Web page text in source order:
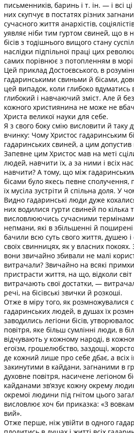
письменників, баринь і т. ін. — і всі
них скупчує в постатях різних
сучасного життя анархістів,
уявляє ніби тим гуртом свиней, що в
бісів з тодішнього вищого стану
наслідки підпільної праці цих
самих порівнює з потопленням в
Цей приклад Достоєвського, в
гадаринськими свиньми й бісами,
цей випадок, коли глибоко вдуматись
глибокий і навчаючий зміст. Але й
кожного християнина не може не
Христа великої науки для себе.
Я з свого боку смію висловити й таку
вчинку: Чому Христос гадаринським
гадаринських свиней, а цим допустив
Запевне цим Христос мав на меті
людей, навчити їх, а за ними і всіх
навчити? А тому, що між
бісами було якесь певне сполучення,
їх мусіла зустріти й спільна доля. У
Видно гадаринські люди дуже
них водилися гурти свиней по кілька
висловлюючись сучасними термінами,
непмани, які в збільшенні й поширені
бачили всю суть свого життя, душею
своїх свинницях, як у власних покоях.
вони звичайно збивали не малі
витрачали? Звичайно на всякі примхи
пристрасти життя, на що, відколи світ
витрачають свої достатки, —
речі, на бісівські звички й розкоші.
Отже в міру того, як розмножувалися
гадаринських людей, в душах їх
заводились легіони бісів,
повітря, яке більш сумлінні люди, в
відчувають у кожному народі, в
егоїзм, грошелюбство, заздощі,
де кожний лише про себе дбає, а
закинутими в кайдани, загнаними в
духовне повітря, насичене легіоном
кайданами зв’язує кожну окрему
окремої людини під гнітом цього
висловлює хоч би приказка: «З
вий».
Отже перше, ніж увійти в одного